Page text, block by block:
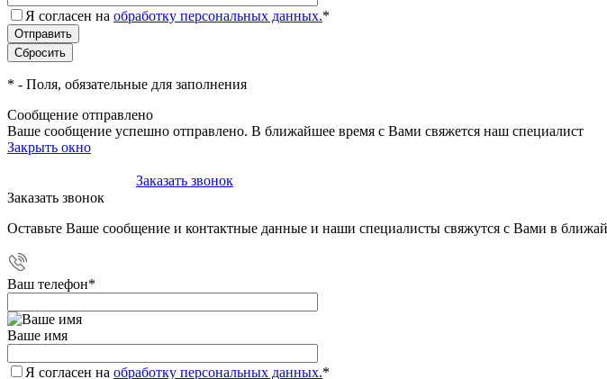
Я согласен на обработку персональных данных.*
* - Поля, обязательные для заполнения
Сообщение отправлено
Ваше сообщение успешно отправлено. В ближайшее время с Вами свяжется наш специалист
Закрыть окно
Заказать звонок
Заказать звонок
Оставьте Ваше сообщение и контактные данные и наши специалисты свяжутся с Вами в
Ваш телефон*
Ваше имя
Я согласен на обработку персональных данных.*